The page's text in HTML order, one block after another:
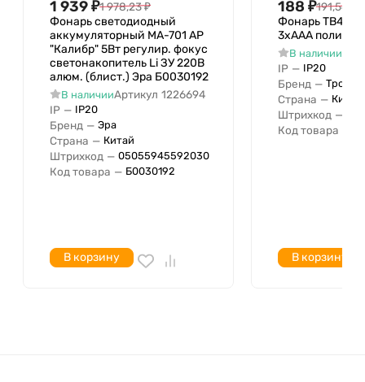
Зарядка от сети 220 В
Дальность луча
1 939₽1 978,23₽
Фонарь светодиодный
аккумуляторный MA-701 АР
"Калибр" 5Вт регулир. фокус
светонакопитель Li ЗУ 220В
алюм. (блист.) Эра Б0030192
В наличииАртикул 1226694
IP — IP20
Бренд — Эра
Страна — Китай
Штрихкод — 05055945592030
Код товара — Б0030192
В корзину
188 ₽191,54
Фонарь TB4L
3хAAA полиб.
В наличии
IP — IP20
Бренд — Трофи
Страна — Китай
Штрихкод —
Код товара
В корзину